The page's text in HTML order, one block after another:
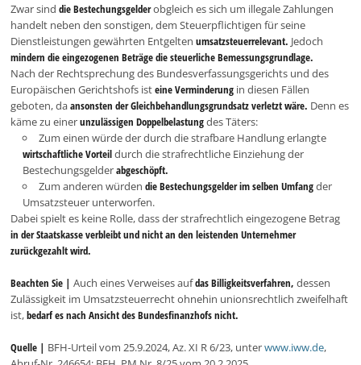
Zwar sinddie Bestechungsgelderobgleich es sich um illegale Zahlungen
handelt neben den sonstigen, dem Steuerpflichtigen für seine
Dienstleistungen gewährten Entgelten umsatzsteuerrelevant. Jedoch
mindern die eingezogenen Beträge die steuerliche Bemessungsgrundlage.
Nach der Rechtsprechung des Bundesverfassungsgerichts und des
Europäischen Gerichtshofs isteine Verminderung in diesen Fällen
geboten, daansonsten der Gleichbehandlungsgrundsatz verletzt wäre. Denn es
käme zu einerunzulässigen Doppelbelastungdes Täters:
Zum einen würde der durch die strafbare Handlung erlangte
wirtschaftliche Vorteildurch die strafrechtliche Einziehung der
Bestechungsgelderabgeschöpft.
Zum anderen würden die Bestechungsgelder im selben Umfangder
Umsatzsteuer unterworfen.
Dabei spielt es keine Rolle, dass der strafrechtlich eingezogene Betrag
in der Staatskasse verbleibt und nicht an den leistenden Unternehmer
zurückgezahlt wird.
Beachten Sie |Auch eines Verweises aufdas Billigkeitsverfahren, dessen
Zulässigkeit im Umsatzsteuerrecht ohnehin unionsrechtlich zweifelhaft
ist,bedarf es nach Ansicht des Bundesfinanzhofs nicht.
Quelle | BFH-Urteil vom 25.9.2024, Az. XI R 6/23, unterwww.iww.de,